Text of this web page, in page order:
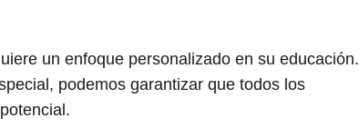
un enfoque personalizado en su educación.
podemos garantizar que todos los